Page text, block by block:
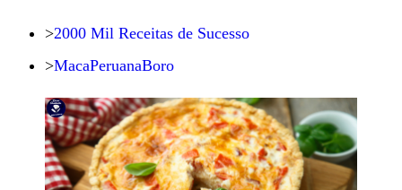
>2000 Mil Receitas de Sucesso
>MacaPeruanaBoro